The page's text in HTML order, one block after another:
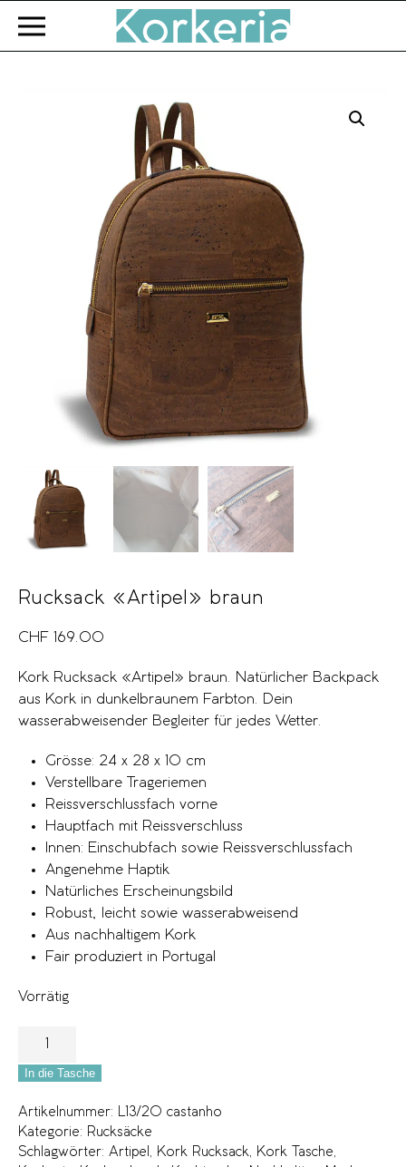
Zum Hauptinhalt springen
Rucksack «Artipel» braun
CHF 169.00
Kork Rucksack «Artipel» braun. Natürlicher Backpack
aus Kork in dunkelbraunem Farbton. Dein
wasserabweisender Begleiter für jedes Wetter.
Grösse: 24 x 28 x 10 cm
Verstellbare Trageriemen
Reissverschlussfach vorne
Hauptfach mit Reissverschluss
Innen: Einschubfach sowie Reissverschlussfach
Angenehme Haptik
Natürliches Erscheinungsbild
Robust, leicht sowie wasserabweisend
Aus nachhaltigem Kork
Fair produziert in Portugal
Vorrätig
In die Tasche
Artikelnummer:
L13/20 castanho
Kategorie: Rucksäcke
Schlagwörter: Artipel Kork Rucksack Kork Tasche